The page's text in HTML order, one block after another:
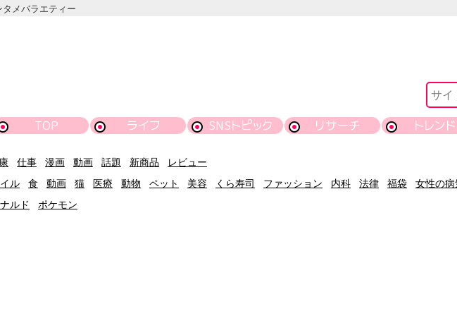
メバラエティー
TOP ライフ SNSトピック リサーチ トレンド
仕事 漫画 動画 話題 新商品
レビュー
ル 食 動画 猫 医療 動物 ペット 美容 くら寿司 ファッション 内科 法律 福袋 女性の病
ルド ポケモン